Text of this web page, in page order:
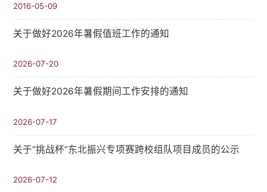
2016-05-09
关于做好2026年暑假值班工作的通知
2026-07-20
关于做好2026年暑假期间工作安排的通知
2026-07-17
关于“挑战杯”东北振兴专项赛跨校组队项目成员的公示
2026-07-12